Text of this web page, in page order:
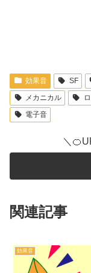
効果音 SF
メカニカル
電子音
＼
関連記事
効果音